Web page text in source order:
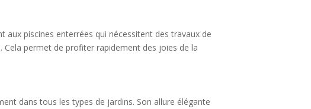
aux piscines enterrées qui nécessitent des travaux de
permet de profiter rapidement des joies de la
dans tous les types de jardins. Son allure élégante